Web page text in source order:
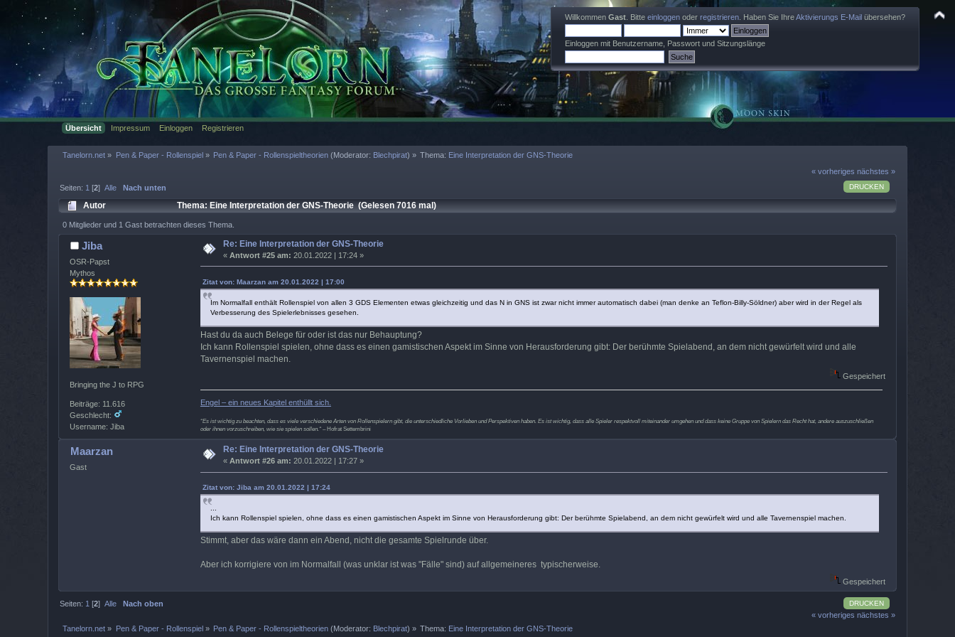
Willkommen Gast . Bitte einloggen oder registrieren . Haben Sie IhreAktivierungs E-Mail übersehen?
Einloggen mit Benutzername, Passwort und Sitzungslänge
Übersicht Impressum Einloggen Registrieren
Tanelorn.net » Pen & Paper - Rollenspiel» Pen & Paper - Rollenspieltheorien (Moderator: Blechpirat) » Thema: Eine Interpretation der GNS-Theorie
« vorheriges nächstes »
DRUCKEN
Seiten: 1 [2]Alle Nach unten
Autor Thema: Eine Interpretation der GNS-Theorie (Gelesen 7016 mal)
0 Mitglieder und 1 Gast betrachten dieses Thema.
Jiba
OSR-Papst
Mythos
Bringing the J to RPG
Beiträge: 11.616
Geschlecht:
Username: Jiba
Re: Eine Interpretation der GNS-Theorie
«Antwort #25 am: 20.01.2022 | 17:24 »
Zitat von: Maarzan am 20.01.2022 | 17:00
Im Normalfall enthält Rollenspiel von allen 3 GDS Elementen etwas gleichzeitig und das N in GNS ist zwar nicht immer automatisch dabei (man denke an Teflon-Billy-Söldner) aber wird in der Regel als
Verbesserung des Spielerlebnisses gesehen.
Hast du da auch Belege für oder ist das nur Behauptung?
Ich kann Rollenspiel spielen, ohne dass es einen gamistischen Aspekt im Sinne von Herausforderung gibt: Der berühmte Spielabend, an dem nicht gewürfelt wird und alle
Tavernenspiel machen.
Gespeichert
Engel – ein neues Kapitel enthüllt sich.
“Es ist wichtig zu beachten, dass es viele verschiedene Arten von Rollenspielern gibt, die unterschiedliche Vorlieben und Perspektiven haben. Es ist wichtig, dass alle Spieler respektvoll miteinander umgehen und dass keine Gruppe von Spielern das Recht hat, andere auszuschließen
oder ihnen vorzuschreiben, wie sie spielen sollen.“– Hofrat Settembrini
Maarzan
Gast
Re: Eine Interpretation der GNS-Theorie
«Antwort #26 am: 20.01.2022 | 17:27 »
Zitat von: Jiba am 20.01.2022 | 17:24
Ich kann Rollenspiel spielen, ohne dass es einen gamistischen Aspekt im Sinne von Herausforderung gibt: Der berühmte Spielabend, an dem nicht gewürfelt wird und alle Tavernenspiel machen.
Stimmt, aber das wäre dann ein Abend, nicht die gesamte Spielrunde über.
Aber ich korrigiere von im Normalfall (was unklar ist was "Fälle" sind) auf allgemeineres typischerweise.
Gespeichert
DRUCKEN
Seiten: 1 [2]Alle
Nach oben
« vorheriges nächstes »
Tanelorn.net » Pen & Paper - Rollenspiel» Pen & Paper - Rollenspieltheorien (Moderator: Blechpirat) » Thema: Eine Interpretation der GNS-Theorie